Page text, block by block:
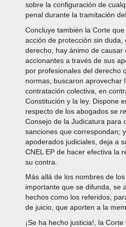
sobre la configuración de
penal durante la tramitación
Concluye también la Corte
acción de protección sin duda,
derecho, hay ánimo de causar
accionantes a través de sus
por profesionales del derecho
normas, buscaron aprovechar
contratación colectiva, en
Constitución y la ley. Dispone
respecto de los abogados se
Consejo de la Judicatura para
sanciones que correspondan;
apoderados judiciales, deja a
CNEL EP de hacer efectiva la
su contra.
Más allá de los nombres de
importante que se difunda, se
hechos como los referidos,
de juicio, que aporten a la
¡Se ha hecho justicia!, la